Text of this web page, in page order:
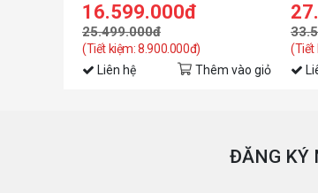
16.599.000đ
25.499.000đ
(Tiết kiệm: 8.900.000đ)
Liên hệ Thêm vào giỏ
(Tiết
ĐĂNG KÝ